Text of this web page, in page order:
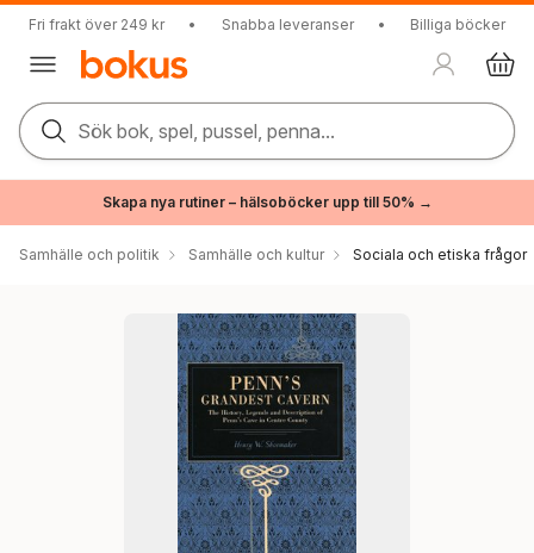
Fri frakt över 249 kr • Snabba leveranser • Billiga böcker
Sök bok, spel, pussel, penna...
Skapa nya rutiner – hälsoböcker upp till 50% →
Samhälle och politik Samhälle och kultur Sociala och etiska frågor